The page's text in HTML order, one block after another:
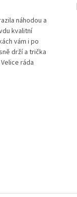
5 hvězdiček.
náhodou a
kvalitní
vám i po
drží a trička
ráda
|